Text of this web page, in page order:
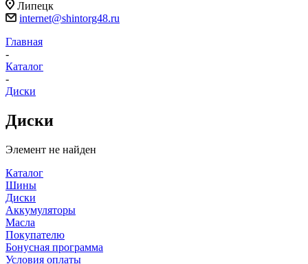
Липецк
internet@shintorg48.ru
Главная
-
Каталог
-
Диски
Диски
Элемент не найден
Каталог
Шины
Диски
Аккумуляторы
Масла
Покупателю
Бонусная программа
Условия оплаты